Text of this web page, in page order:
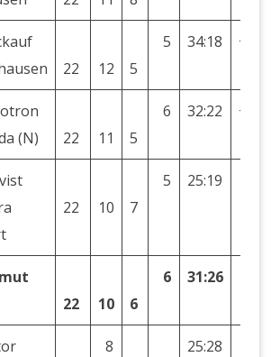
22 12 5
5 34:18 +16
(N)
22 11 5
6 32:22 +10
22 10 7
5 25:19
22 10 6
6 31:26
8
25:28